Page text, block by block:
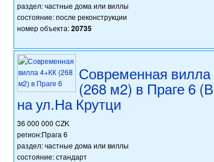
раздел: частные дома или виллы
состояние: после реконструкции
номер объекта:20735
Современная
(268 м2) в Праге 6
на ул.На Крутци
36 000 000 CZK
регион:Прага 6
раздел: частные дома или виллы
состояние: стандарт